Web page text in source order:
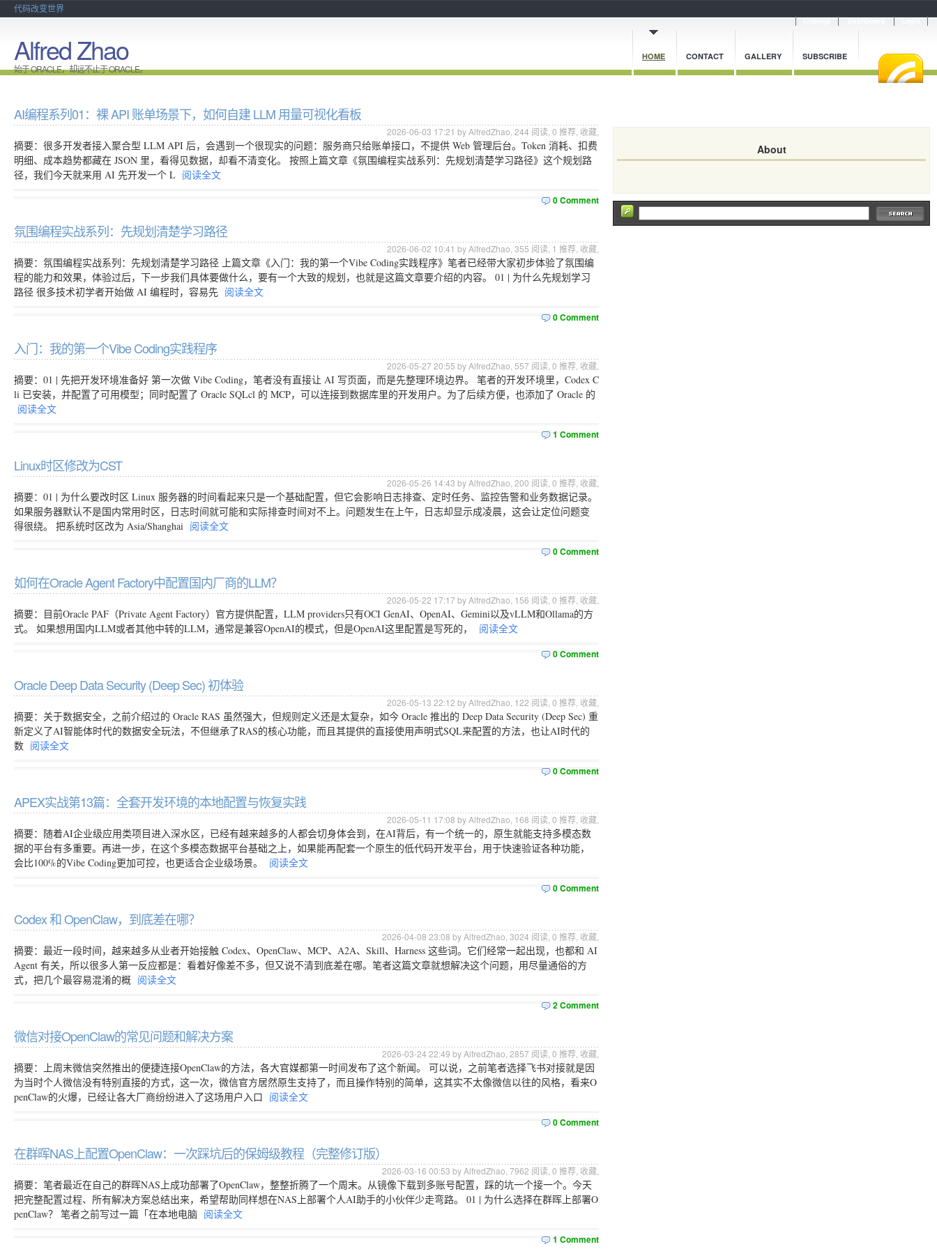
代码改变世界
HOME CONTACT GALLERY SUBSCRIBE
Alfred Zhao
始于 ORACLE，却远不止于 ORACLE。
AI编程系列01：裸 API 账单场景下，如何自建 LLM 用量可视化看板
2026-06-03 17:21 by AlfredZhao, 244 阅读, 0 推荐, 收藏
摘要：很多开发者接入聚合型 LLM API 后，会遇到一个很现实的问题：服务商只给账单接口，不提供 Web 管理后台。Token 消耗、扣费
明细、成本趋势都藏在 JSON 里，看得见数据，却看不清变化。 按照上篇文章《氛围编程实战系列：先规划清楚学习路径》这个规划路
径，我们今天就来用 AI 先开发一个 L 阅读全文
0 Comment
氛围编程实战系列：先规划清楚学习路径
2026-06-02 10:41 by AlfredZhao, 355 阅读, 1 推荐, 收藏
摘要：氛围编程实战系列：先规划清楚学习路径 上篇文章《入门：我的第一个Vibe Coding实践程序》笔者已经带大家初步体验了氛围编
程的能力和效果，体验过后，下一步我们具体要做什么，要有一个大致的规划，也就是这篇文章要介绍的内容。 01 | 为什么先规划学习
路径 很多技术初学者开始做 AI 编程时，容易先 阅读全文
0 Comment
入门：我的第一个Vibe Coding实践程序
2026-05-27 20:55 by AlfredZhao, 557 阅读, 0 推荐, 收藏
摘要：01 | 先把开发环境准备好 第一次做 Vibe Coding，笔者没有直接让 AI 写页面，而是先整理环境边界。 笔者的开发环境里，Codex C
li 已安装，并配置了可用模型；同时配置了 Oracle SQLcl 的 MCP，可以连接到数据库里的开发用户。为了后续方便，也添加了 Oracle 的
阅读全文
1 Comment
Linux时区修改为CST
2026-05-26 14:43 by AlfredZhao, 200 阅读, 0 推荐, 收藏
摘要：01 | 为什么要改时区 Linux 服务器的时间看起来只是一个基础配置，但它会影响日志排查、定时任务、监控告警和业务数据记录。
如果服务器默认不是国内常用时区，日志时间就可能和实际排查时间对不上。问题发生在上午，日志却显示成凌晨，这会让定位问题变
得很绕。 把系统时区改为 Asia/Shanghai 阅读全文
0 Comment
如何在Oracle Agent Factory中配置国内厂商的LLM？
2026-05-22 17:17 by AlfredZhao, 156 阅读, 0 推荐, 收藏
摘要：目前Oracle PAF（Private Agent Factory）官方提供配置，LLM providers只有OCI GenAI、OpenAI、Gemini以及vLLM和Ollama的方
式。 如果想用国内LLM或者其他中转的LLM，通常是兼容OpenAI的模式，但是OpenAI这里配置是写死的，
阅读全文
0 Comment
Oracle Deep Data Security (Deep Sec) 初体验
2026-05-13 22:12 by AlfredZhao, 122 阅读, 0 推荐, 收藏
摘要：关于数据安全，之前介绍过的 Oracle RAS 虽然强大，但规则定义还是太复杂，如今 Oracle 推出的 Deep Data Security (Deep Sec) 重
新定义了AI智能体时代的数据安全玩法，不但继承了RAS的核心功能，而且其提供的直接使用声明式SQL来配置的方法，也让AI时代的
数 阅读全文
0 Comment
APEX实战第13篇：全套开发环境的本地配置与恢复实践
2026-05-11 17:08 by AlfredZhao, 168 阅读, 0 推荐, 收藏
摘要：随着AI企业级应用类项目进入深水区，已经有越来越多的人都会切身体会到，在AI背后，有一个统一的，原生就能支持多模态数
据的平台有多重要。再进一步，在这个多模态数据平台基础之上，如果能再配套一个原生的低代码开发平台，用于快速验证各种功能，
会比100%的Vibe Coding更加可控，也更适合企业级场景。
阅读全文
0 Comment
Codex 和 OpenClaw，到底差在哪？
2026-04-08 23:08 by AlfredZhao, 3024 阅读, 0 推荐, 收藏
摘要：最近一段时间，越来越多从业者开始接触 Codex、OpenClaw、MCP、A2A、Skill、Harness 这些词。它们经常一起出现，也都和 AI
Agent 有关，所以很多人第一反应都是：看着好像差不多，但又说不清到底差在哪。笔者这篇文章就想解决这个问题，用尽量通俗的方
式，把几个最容易混淆的概 阅读全文
2 Comment
微信对接OpenClaw的常见问题和解决方案
2026-03-24 22:49 by AlfredZhao, 2857 阅读, 0 推荐, 收藏
摘要：上周末微信突然推出的便捷连接OpenClaw的方法，各大官媒都第一时间发布了这个新闻。 可以说，之前笔者选择飞书对接就是因
为当时个人微信没有特别直接的方式，这一次，微信官方居然原生支持了，而且操作特别的简单，这其实不太像微信以往的风格，看来O
penClaw的火爆，已经让各大厂商纷纷进入了这场用户入口 阅读全文
0 Comment
在群晖NAS上配置OpenClaw：一次踩坑后的保姆级教程（完整修订版）
2026-03-16 00:53 by AlfredZhao, 7962 阅读, 0 推荐, 收藏
摘要：笔者最近在自己的群晖NAS上成功部署了OpenClaw，整整折腾了一个周末。从镜像下载到多账号配置，踩的坑一个接一个。今天
把完整配置过程、所有解决方案总结出来，希望帮助同样想在NAS上部署个人AI助手的小伙伴少走弯路。 01 | 为什么选择在群晖上部署O
penClaw？ 笔者之前写过一篇「在本地电脑 阅读全文
1 Comment
About